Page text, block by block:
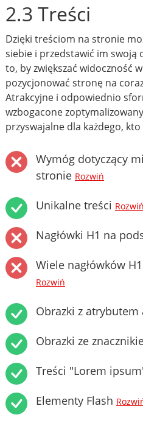
2.3 Treści
Dzięki treściom na stronie
siebie i przedstawić im swoją
to, by zwiększać widoczność
pozycjonować stronę na
Atrakcyjne i odpowiednio
wzbogacone
przyswajalne dla każdego,
Wymóg dotyczący
stronie Rozwiń
Unikalne treści Rozwiń
Nagłówki H1 na
Wiele nagłówków
Rozwiń
Obrazki z atrybutem
Obrazki ze
Treści "Lorem
Elementy Flash